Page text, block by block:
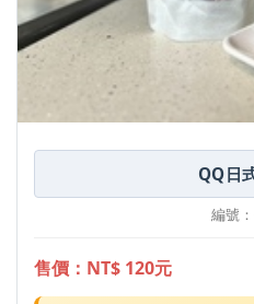
QQ日
編號
售價：NT$ 120元